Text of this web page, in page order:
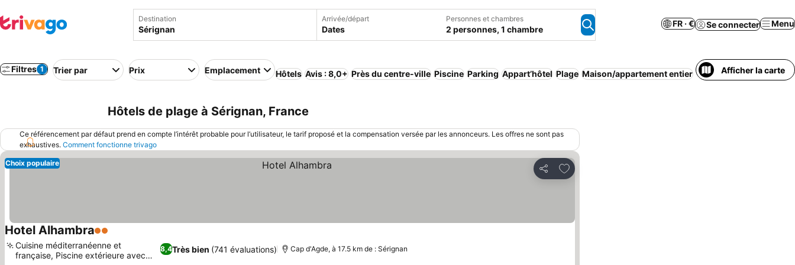
Destination Arrivée/départ
Dates
Personnes et chambres
2 personnes, 1 chambre
FR · € Se connecter Menu
Filtres 1 Trier par Prix Emplacement Hôtels Avis : 8,0+ Près du centre-ville Piscine Parking Appart’hôtel Plage Maison/appartement entier Climatisation Petit
Afficher la carte
Hôtels de plage à Sérignan, France
Ce référencement par défaut prend en compte l’intérêt probable pour l’utilisateur, le tarif proposé et la compensation versée par les annonceurs. Les offres ne sont pas
exhaustives. Comment fonctionne trivago
Partager
Ajouter à mes favoris
Choix populaire
Hotel Alhambra2 Étoiles
8,4Très bien (741 évaluations)
Cuisine méditerranéenne et
française, Piscine extérieure avec
Cap d'Agde, à 17.5 km de : Sérignan